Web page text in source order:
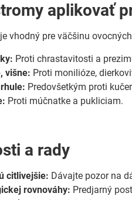
aplikovať
vhodný pre väčšinu
Proti chrastavitosti a
višne: Proti monilióze,
Predovšetkým proti
Proti múčnatke a pukliciam.
a rady
citlivejšie: Dávajte pozor na
rovnováhy: Predjarný